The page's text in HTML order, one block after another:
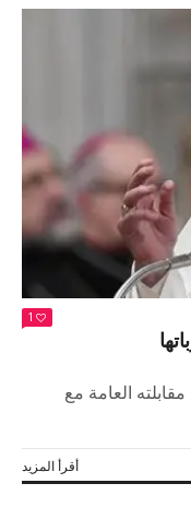
1
العامة مع
أقرأ المزيد